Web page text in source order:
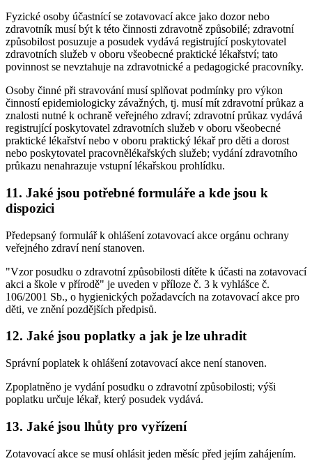
Fyzické osoby účastnící se zotavovací akce jako dozor nebo
zdravotník musí být k této činnosti zdravotně způsobilé; zdravotní
způsobilost posuzuje a posudek vydává registrující poskytovatel
zdravotních služeb v oboru všeobecné praktické lékařství; tato
povinnost se nevztahuje na zdravotnické a pedagogické pracovníky.
Osoby činné při stravování musí splňovat podmínky pro výkon
činností epidemiologicky závažných, tj. musí mít zdravotní průkaz a
znalosti nutné k ochraně veřejného zdraví; zdravotní průkaz vydává
registrující poskytovatel zdravotních služeb v oboru všeobecné
praktické lékařství nebo v oboru praktický lékař pro děti a dorost
nebo poskytovatel pracovnělékařských služeb; vydání zdravotního
průkazu nenahrazuje vstupní lékařskou prohlídku.
11. Jaké jsou potřebné formuláře a kde jsou k
dispozici
Předepsaný formulář k ohlášení zotavovací akce orgánu ochrany
veřejného zdraví není stanoven.
"Vzor posudku o zdravotní způsobilosti dítěte k účasti na zotavovací
akci a škole v přírodě" je uveden v příloze č. 3 k vyhlášce č.
106/2001 Sb., o hygienických požadavcích na zotavovací akce pro
děti, ve znění pozdějších předpisů.
12. Jaké jsou poplatky a jak je lze uhradit
Správní poplatek k ohlášení zotavovací akce není stanoven.
Zpoplatněno je vydání posudku o zdravotní způsobilosti; výši
poplatku určuje lékař, který posudek vydává.
13. Jaké jsou lhůty pro vyřízení
Zotavovací akce se musí ohlásit jeden měsíc před jejím zahájením.